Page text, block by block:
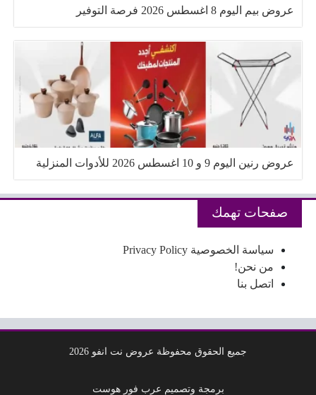
عروض بيم اليوم 8 اغسطس 2026 فرصة التوفير
عروض رنين اليوم 9 و 10 اغسطس 2026 للأدوات المنزلية
صفحات تهمك
سياسة الخصوصية Privacy Policy
من نحن!
اتصل بنا
جميع الحقوق محفوظة عروض نت انفو 2026
برمجة وتصميم عرب فور هوست